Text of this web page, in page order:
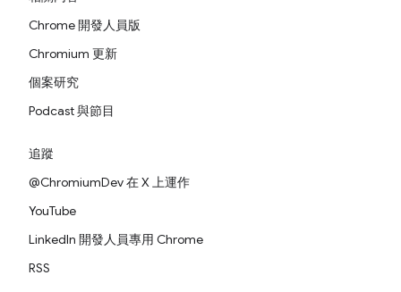
Chrome 開發人員版
Chromium 更新
個案研究
Podcast 與節目
追蹤
@ChromiumDev 在 X 上運作
YouTube
LinkedIn 開發人員專用 Chrome
RSS